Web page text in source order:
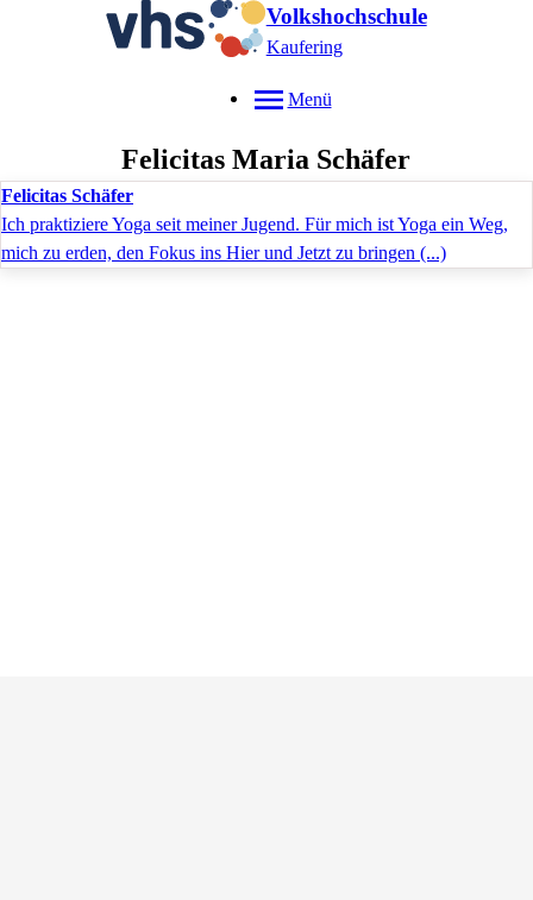
Volkshochschule
Kaufering
Menü
Felicitas Maria Schäfer
Felicitas Schäfer
Ich praktiziere Yoga seit meiner Jugend. Für mich ist Yoga ein Weg,
mich zu erden, den Fokus ins Hier und Jetzt zu bringen (...)